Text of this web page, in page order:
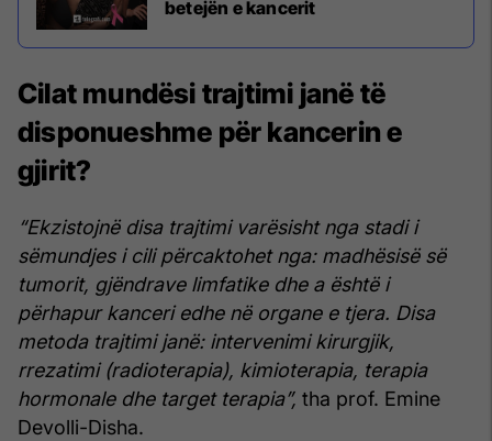
betejën e kancerit
Cilat mundësi trajtimi janë të
disponueshme për kancerin e
gjirit?
“Ekzistojnë disa trajtimi varësisht nga stadi i
sëmundjes i cili përcaktohet nga: madhësisë së
tumorit, gjëndrave limfatike dhe a është i
përhapur kanceri edhe në organe e tjera. Disa
metoda trajtimi janë: intervenimi kirurgjik,
rrezatimi (radioterapia), kimioterapia, terapia
hormonale dhe target terapia”, tha prof. Emine
Devolli-Disha.